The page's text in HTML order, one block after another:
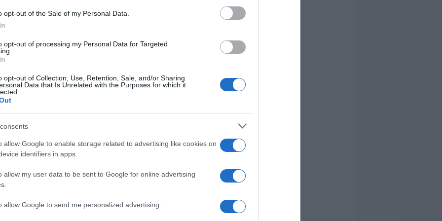
opt-out of the Sale of my Personal Data.
opt-out of processing my Personal Data for Targeted
opt-out of Collection, Use, Retention, Sale, and/or Sharing
Data that Is Unrelated with the Purposes for which it
allow Google to enable storage related to advertising like cookies on
identifiers in apps.
allow my user data to be sent to Google for online advertising
allow Google to send me personalized advertising.
egymással a felszívódásért. Például a vasat
mellé célszerű bevenni.
ezért ha vaspótlót veszel be, érdemes azt
együtt fogyasztani – például citrusfélékkel vagy
működik jól együtt – egyes kombinációk, mint
gátolhatják egymás hasznosulását a
időzítésre, előfordulhat, hogy a szedett
akár hiányállapotot is okozhatnak hosszabb
kombinálod őket, és ha kétséged van, kérdezd